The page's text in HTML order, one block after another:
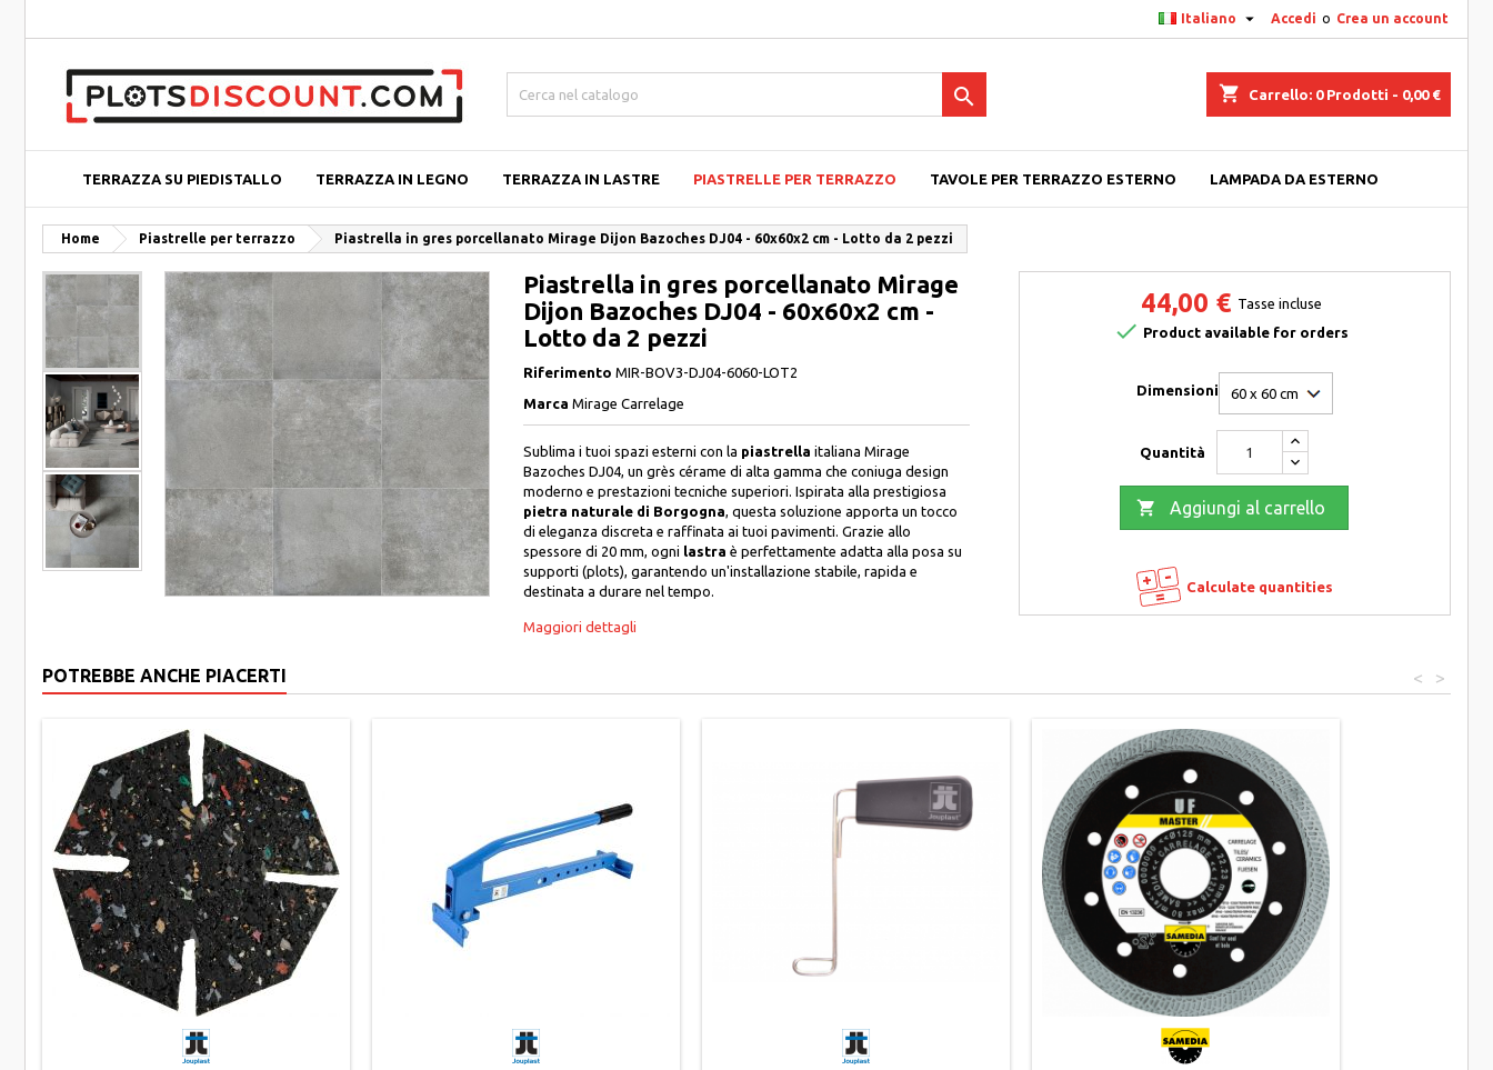
Accedi o Crea un account
Italiano 
shopping_cart Carrello: 0Prodotti - 0,00 €

TERRAZZA SU PIEDISTALLO TERRAZZA IN LEGNO TERRAZZA IN LASTRE PIASTRELLE PER TERRAZZO TAVOLE PER TERRAZZO ESTERNO LAMPADA DA ESTERNO
Home Piastrelle per terrazzo Piastrella in gres porcellanato Mirage Dijon Bazoches DJ04 - 60x60x2 cm - Lotto da 2 pezzi
Piastrella in gres porcellanato Mirage
Dijon Bazoches DJ04 - 60x60x2 cm -
Lotto da 2 pezzi
Riferimento MIR-BOV3-DJ04-6060-LOT2
Marca Mirage Carrelage
Sublima i tuoi spazi esterni con la piastrella italiana Mirage
Bazoches DJ04, un grès cérame di alta gamma che coniuga design
moderno e prestazioni tecniche superiori. Ispirata alla prestigiosa
pietra naturale di Borgogna, questa soluzione apporta un tocco
di eleganza discreta e raffinata ai tuoi pavimenti. Grazie allo
spessore di 20 mm, ogni lastra è perfettamente adatta alla posa su
supporti (plots), garantendo un'installazione stabile, rapida e
destinata a durare nel tempo.
Maggiori dettagli
44,00 € Tasse incluse
 Product available for orders
Dimensioni
Quantità
 Aggiungi al carrello
Calculate quantities
POTREBBE ANCHE PIACERTI >
<